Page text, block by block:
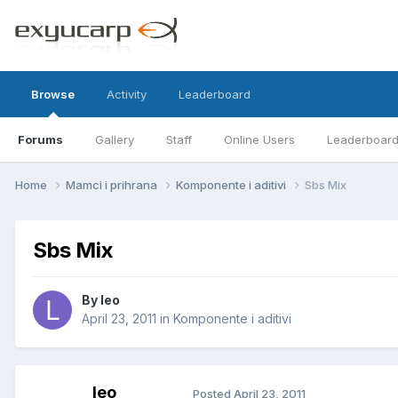
Browse
Forums Gallery Staff Online Users Leaderboard
Activity Leaderboard
Home Mamci i prihrana Komponente i aditivi Sbs Mix
Sbs Mix
By leo
April 23, 2011 in Komponente i aditivi
leo Posted April 23, 2011